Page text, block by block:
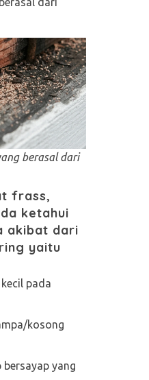
berasal dari
frass,
ketahui
akibat dari
yaitu
pada
kosong
yang